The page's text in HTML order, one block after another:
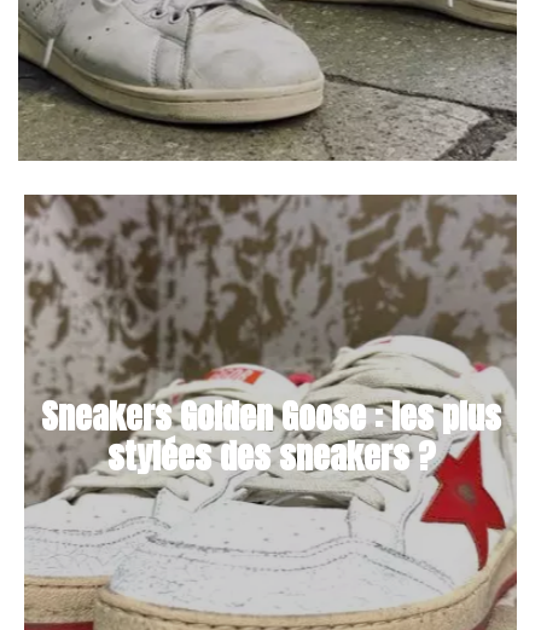
Sneakers Golden Goose : les plus
stylées des sneakers ?